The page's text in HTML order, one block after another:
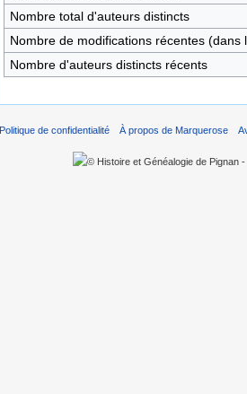
Nombre total d'auteurs distincts
Nombre de modifications récentes (dans
Nombre d'auteurs distincts récents
Politique de confidentialité À propos de Marquerose